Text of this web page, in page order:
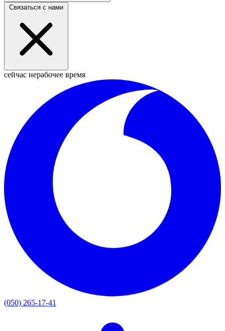
Связаться с нами
сейчас нерабочее время
(050) 265-17-41